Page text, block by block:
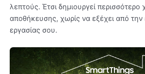
λεπτούς. Έτσι δημιουργεί περισσότερο
αποθήκευσης, χωρίς να εξέχει από την
εργασίας σου.